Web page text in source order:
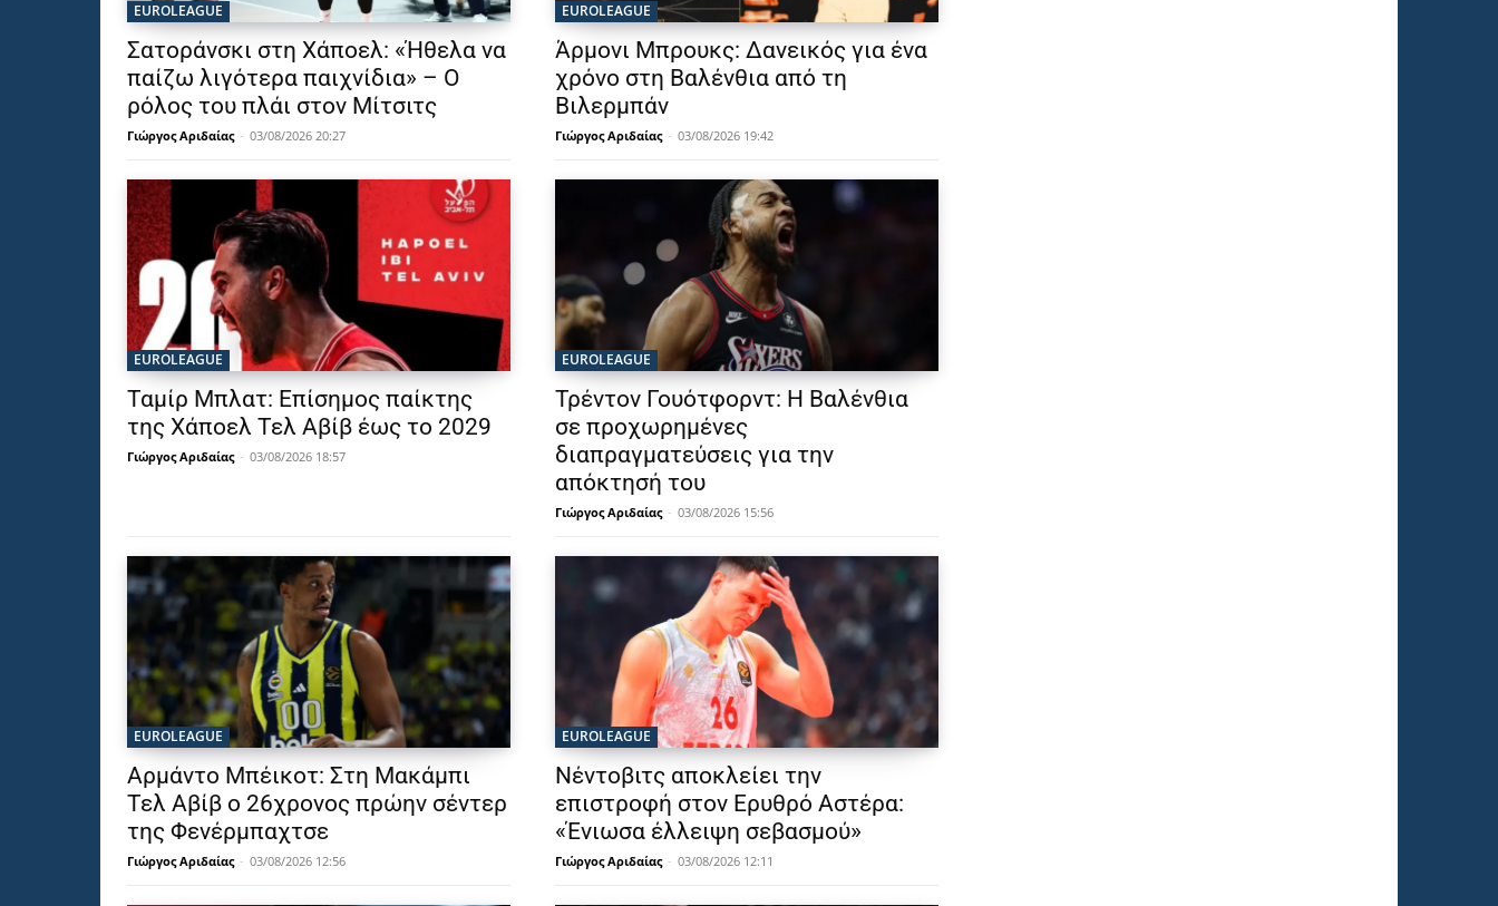
EUROLEAGUE
Σατοράνσκι στη Χάποελ: «Ήθελα να
παίζω λιγότερα παιχνίδια» – Ο
ρόλος του πλάι στον Μίτσιτς
Γιώργος Αριδαίας - 03/08/2026 20:27
EUROLEAGUE
Άρμονι Μπρουκς: Δανεικός για ένα
χρόνο στη Βαλένθια από τη
Βιλερμπάν
Γιώργος Αριδαίας - 03/08/2026 19:42
EUROLEAGUE
Ταμίρ Μπλατ: Επίσημος παίκτης
της Χάποελ Τελ Αβίβ έως το 2029
Γιώργος Αριδαίας - 03/08/2026 18:57
EUROLEAGUE
Τρέντον Γουότφορντ: Η Βαλένθια
σε προχωρημένες
διαπραγματεύσεις για την
απόκτησή του
Γιώργος Αριδαίας - 03/08/2026 15:56
EUROLEAGUE
Αρμάντο Μπέικοτ: Στη Μακάμπι
Τελ Αβίβ ο 26χρονος πρώην σέντερ
της Φενέρμπαχτσε
Γιώργος Αριδαίας - 03/08/2026 12:56
EUROLEAGUE
Νέντοβιτς αποκλείει την
επιστροφή στον Ερυθρό Αστέρα:
«Ένιωσα έλλειψη σεβασμού»
Γιώργος Αριδαίας - 03/08/2026 12:11